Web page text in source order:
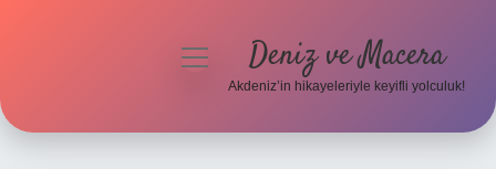
menüyü Deniz ve Macera
Akdeniz’in hikayeleriyle keyifli yolculuk!